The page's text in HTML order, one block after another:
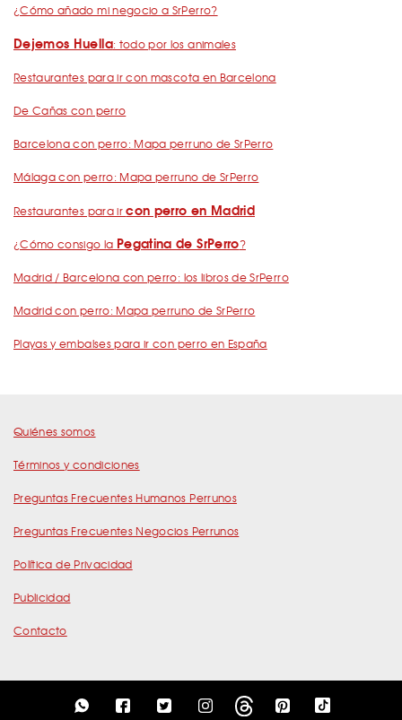
¿Cómo añado mi negocio a SrPerro?
Dejemos Huella: todo por los animales
Restaurantes para ir con mascota en Barcelona
De Cañas con perro
Barcelona con perro: Mapa perruno de SrPerro
Málaga con perro: Mapa perruno de SrPerro
Restaurantes para ircon perro en Madrid
¿Cómo consigo la Pegatina de SrPerro?
Madrid / Barcelona con perro: los libros de SrPerro
Madrid con perro: Mapa perruno de SrPerro
Playas y embalses para ir con perro en España
Quiénes somos
Términos y condiciones
Preguntas Frecuentes Humanos Perrunos
Preguntas Frecuentes Negocios Perrunos
Política de Privacidad
Publicidad
Contacto